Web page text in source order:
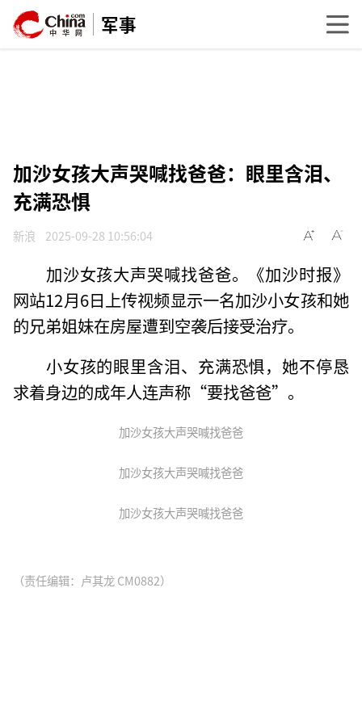
军事
加沙女孩大声哭喊找爸爸：眼里含泪、
充满恐惧
新浪 2025-09-28 10:56:04
加沙女孩大声哭喊找爸爸。《加沙时报》
网站12月6日上传视频显示一名加沙小女孩和她
的兄弟姐妹在房屋遭到空袭后接受治疗。
小女孩的眼里含泪、充满恐惧，她不停恳
求着身边的成年人连声称“要找爸爸”。
加沙女孩大声哭喊找爸爸
加沙女孩大声哭喊找爸爸
加沙女孩大声哭喊找爸爸
（责任编辑：卢其龙 CM0882）